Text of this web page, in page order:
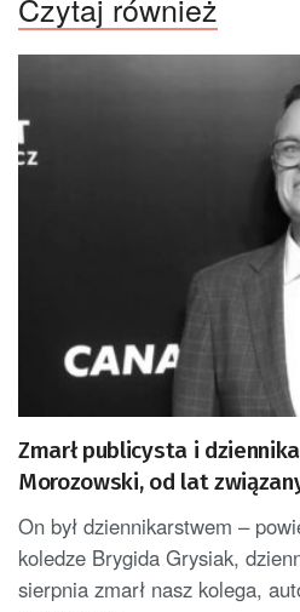
Zmarł publicysta i
Morozowski, od lat
On był dziennikarstwem –
koledze Brygida Grysiak,
sierpnia zmarł nasz kolega,